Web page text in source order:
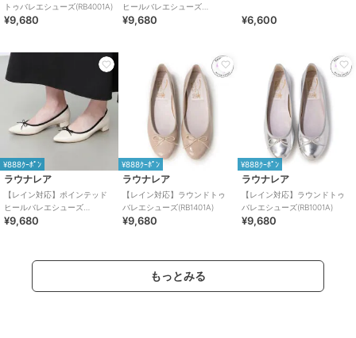
トゥバレエシューズ(RB4001A)
¥9,680
ヒールバレエシューズ
(RB9001A)
¥9,680 ¥6,600
¥888ｸｰﾎﾟﾝ
ラウナレア
【レイン対応】ポインテッド
ヒールバレエシューズ
(RB9401A)
¥9,680
¥888ｸｰﾎﾟﾝ
ラウナレア
【レイン対応】ラウンドトゥ
バレエシューズ(RB1401A)
¥9,680
¥888ｸｰﾎﾟﾝ
ラウナレア
【レイン対応】ラウンドトゥ
バレエシューズ(RB1001A)
¥9,680
もっとみる